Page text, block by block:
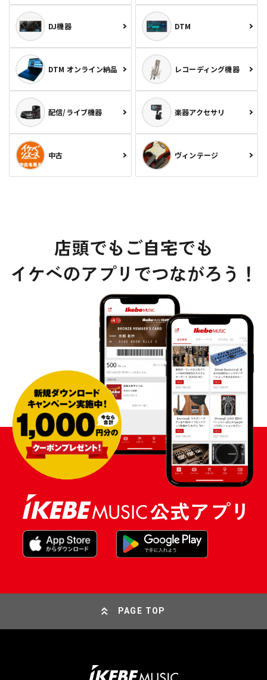
DJ機器 DTM
DTM オンライン納品 レコーディング機器
配信/ライブ機器 楽器アクセサリ
中古 ヴィンテージ
PAGE TOP